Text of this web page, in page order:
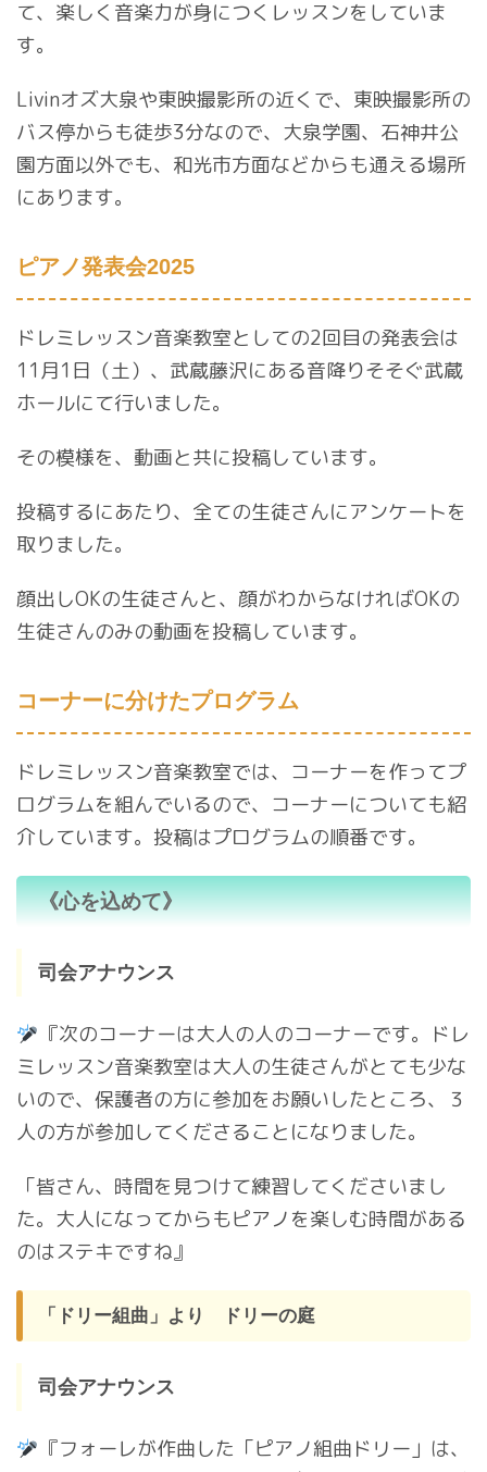
て、楽しく音楽力が身につくレッスンをしていま
す。
Livinオズ大泉や東映撮影所の近くで、東映撮影所の
バス停からも徒歩3分なので、大泉学園、石神井公
園方面以外でも、和光市方面などからも通える場所
にあります。
ピアノ発表会2025
ドレミレッスン音楽教室としての2回目の発表会は
11月1日（土）、武蔵藤沢にある音降りそそぐ武蔵
ホールにて行いました。
その模様を、動画と共に投稿しています。
投稿するにあたり、全ての生徒さんにアンケートを
取りました。
顔出しOKの生徒さんと、顔がわからなければOKの
生徒さんのみの動画を投稿しています。
コーナーに分けたプログラム
ドレミレッスン音楽教室では、コーナーを作ってプ
ログラムを組んでいるので、コーナーについても紹
介しています。投稿はプログラムの順番です。
《心を込めて》
司会アナウンス
『次のコーナーは大人の人のコーナーです。ドレ
ミレッスン音楽教室は大人の生徒さんがとても少な
いので、保護者の方に参加をお願いしたところ、３
人の方が参加してくださることになりました。
「皆さん、時間を見つけて練習してくださいまし
た。大人になってからもピアノを楽しむ時間がある
のはステキですね』
「ドリー組曲」より ドリーの庭
司会アナウンス
『フォーレが作曲した「ピアノ組曲ドリー」は、